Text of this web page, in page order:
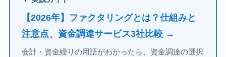
【2026年】ファクタリングとは？仕組みと
注意点、資金調達サービス3社比較 →
会計・資金繰りの用語がわかったら、資金調達の選択